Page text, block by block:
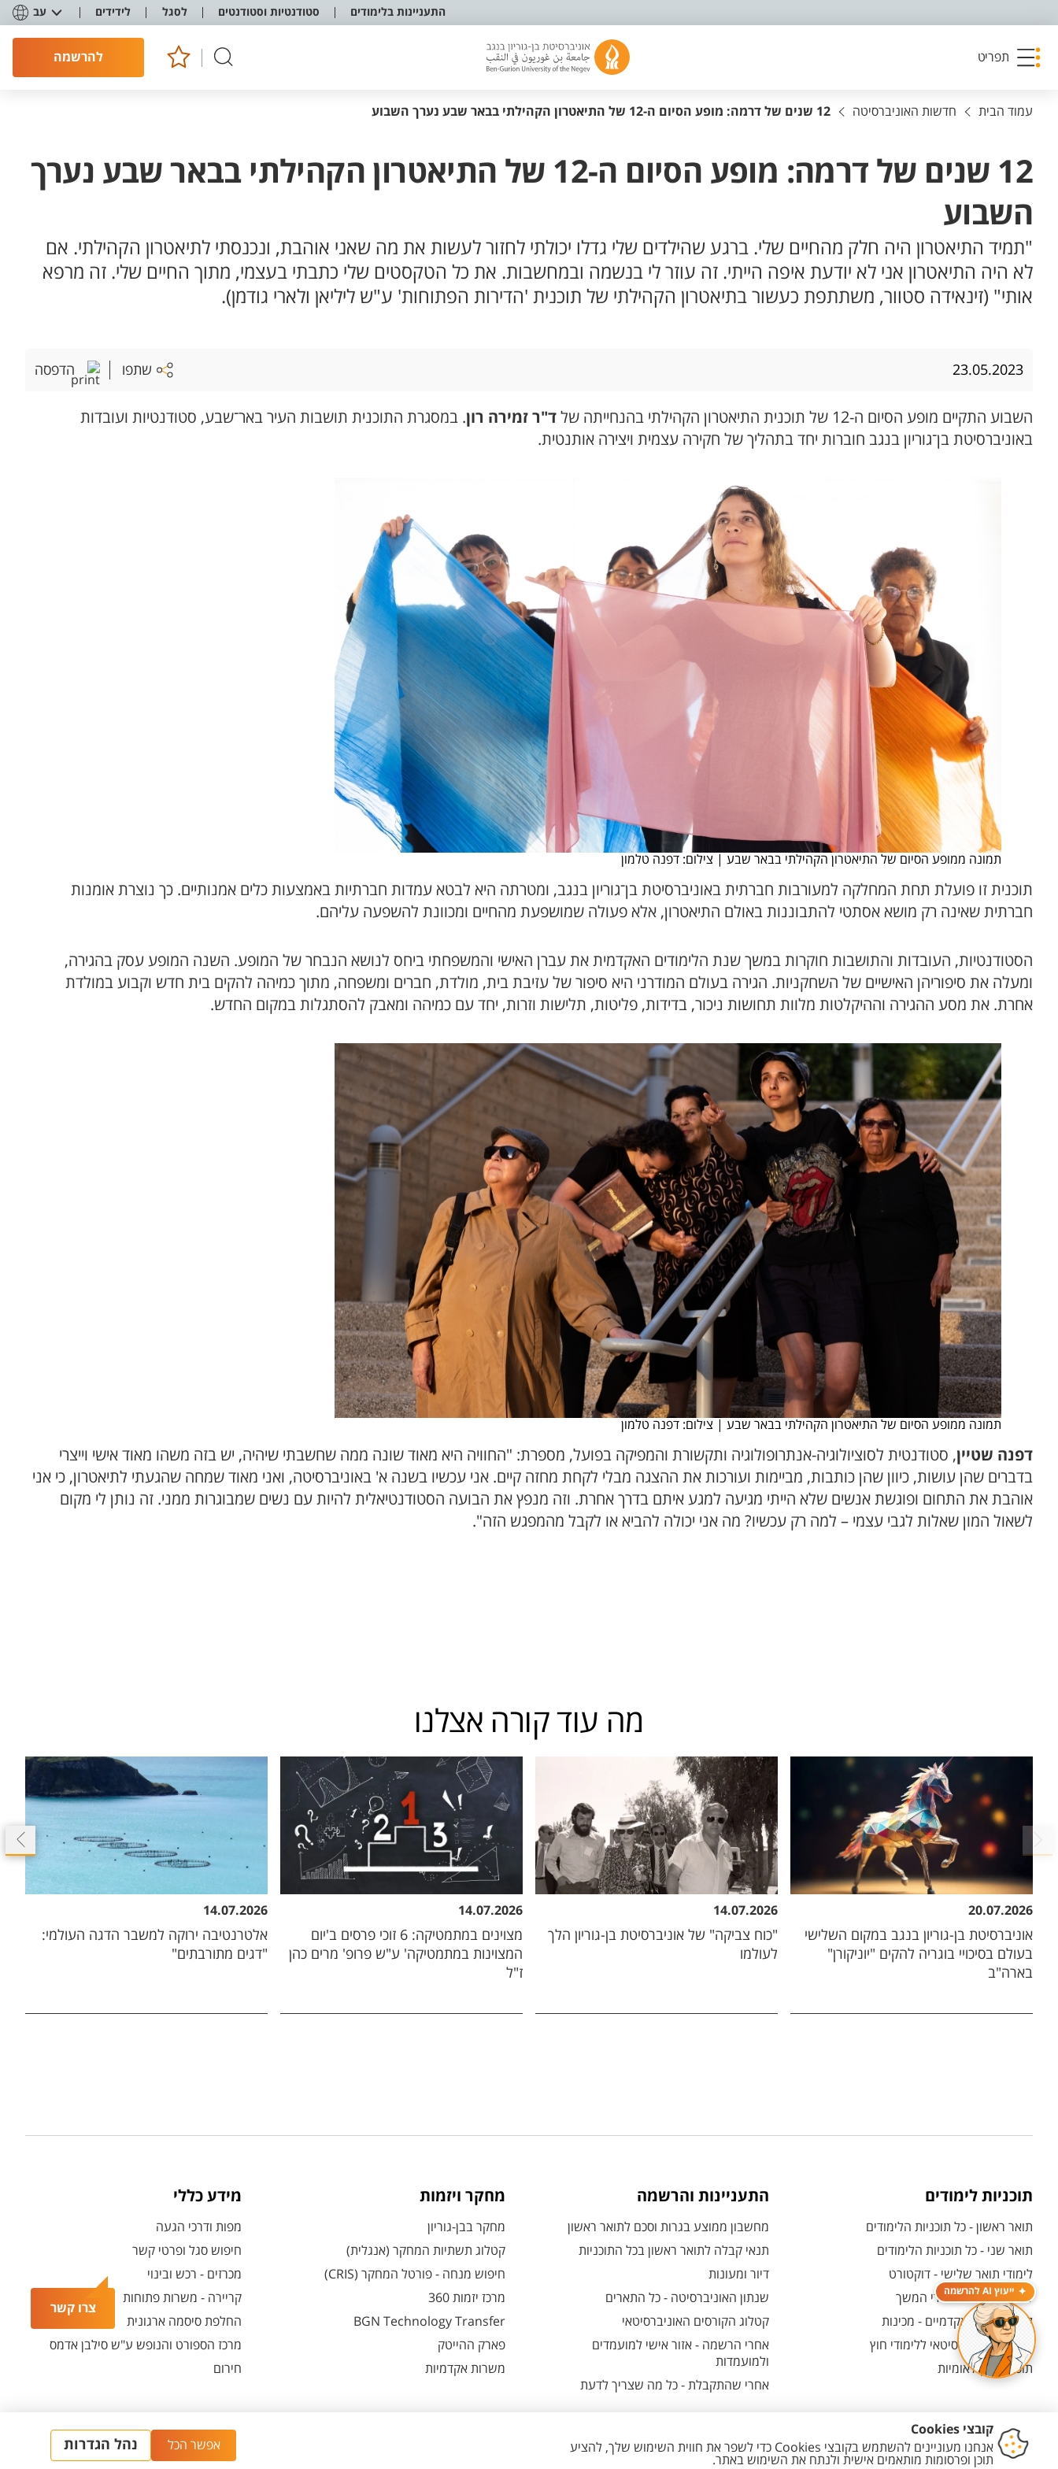
התעניינות בלימודים סטודנטיות וסטודנטים לסגל לידידים עב
תפריט להרשמה
צרו קשר
ייעוץ AI להרשמה
עמוד הבית חדשות האוניברסיטה 12 שנים של דרמה: מופע הסיום ה-12 של התיאטרון הקהילתי בבאר שבע נערך השבוע
12 שנים של דרמה: מופע הסיום ה-12 של התיאטרון הקהילתי בבאר שבע נערך
השבוע
"תמיד התיאטרון היה חלק מהחיים שלי. ברגע שהילדים שלי גדלו יכולתי לחזור לעשות את מה שאני אוהבת, ונכנסתי לתיאטרון הקהילתי. אם
לא היה התיאטרון אני לא יודעת איפה הייתי. זה עוזר לי בנשמה ובמחשבות. את כל הטקסטים שלי כתבתי בעצמי, מתוך החיים שלי. זה מרפא
אותי" (זינאידה סטוור, משתתפת כעשור בתיאטרון הקהילתי של תוכנית 'הדירות הפתוחות' ע"ש ליליאן ולארי גודמן).
23.05.2023 שתפו הדפסה
השבוע התקיים מופע הסיום ה-12 של תוכנית התיאטרון הקהילתי בהנחייתה של ד"ר זמירה רון. במסגרת התוכנית תושבות העיר באר־שבע, סטודנטיות ועובדות
באוניברסיטת בן־גוריון בנגב חוברות יחד בתהליך של חקירה עצמית ויצירה אותנטית.
תמונה ממופע הסיום של התיאטרון הקהילתי בבאר שבע | צילום: דפנה טלמון
תוכנית זו פועלת תחת המחלקה למעורבות חברתית באוניברסיטת בן־גוריון בנגב, ומטרתה היא לבטא עמדות חברתיות באמצעות כלים אמנותיים. כך נוצרת אומנות
חברתית שאינה רק מושא אסתטי להתבוננות באולם התיאטרון, אלא פעולה שמושפעת מהחיים ומכוונת להשפעה עליהם.
הסטודנטיות, העובדות והתושבות חוקרות במשך שנת הלימודים האקדמית את עברן האישי והמשפחתי ביחס לנושא הנבחר של המופע. השנה המופע עסק בהגירה,
ומעלה את סיפוריהן האישיים של השחקניות. הגירה בעולם המודרני היא סיפור של עזיבת בית, מולדת, חברים ומשפחה, מתוך כמיהה להקים בית חדש וקבוע במולדת
אחרת. את מסע ההגירה וההיקלטות מלוות תחושות ניכור, בדידות, פליטות, תלישות וזרות, יחד עם כמיהה ומאבק להסתגלות במקום החדש.
תמונה ממופע הסיום של התיאטרון הקהילתי בבאר שבע | צילום: דפנה טלמון
דפנה שטיין, סטודנטית לסוציולוגיה-אנתרופולוגיה ותקשורת והמפיקה בפועל, מספרת: "החוויה היא מאוד שונה ממה שחשבתי שיהיה, יש בזה משהו מאוד אישי וייצרי
בדברים שהן עושות, כיוון שהן כותבות, מביימות ועורכות את ההצגה מבלי לקחת מחזה קיים. אני עכשיו בשנה א' באוניברסיטה, ואני מאוד שמחה שהגעתי לתיאטרון, כי אני
אוהבת את התחום ופוגשת אנשים שלא הייתי מגיעה למגע איתם בדרך אחרת. וזה מנפץ את הבועה הסטודנטיאלית להיות עם נשים שמבוגרות ממני. זה נותן לי מקום
לשאול המון שאלות לגבי עצמי – למה רק עכשיו? מה אני יכולה להביא או לקבל מהמפגש הזה".
מה עוד קורה אצלנו
20.07.2026
אוניברסיטת בן-גוריון בנגב במקום השלישי
בעולם בסיכויי בוגריה להקים "יוניקורן"
בארה"ב
14.07.2026
"כוח צביקה" של אוניברסיטת בן-גוריון הלך
לעולמו
14.07.2026
מצוינים במתמטיקה: 6 זוכי פרסים ב'יום
המצוינות במתמטיקה' ע"ש פרופ' מרים כהן
ז"ל
14.07.2026
אלטרנטיבה ירוקה למשבר הדגה העולמי:
"דגים מתורבתים"
תוכניות לימודים
תואר ראשון - כל תוכניות הלימודים
תואר שני - כל תוכניות הלימודים
לימודי תואר שלישי - דוקטורט
לימודי תעודה ולימודי המשך
לימודים קדם אקדמיים - מכינות
המרכז האוניברסיטאי ללימודי חוץ
תוכניות בין-לאומיות
התעניינות והרשמה
מחשבון ממוצע בגרות וסכם לתואר ראשון
תנאי קבלה לתואר ראשון בכל התוכניות
דיור ומעונות
שנתון האוניברסיטה - כל התארים
קטלוג הקורסים האוניברסיטאי
אחרי הרשמה - אזור אישי למועמדים
ולמועמדות
אחרי שהתקבלת - כל מה שצריך לדעת
מחקר ויזמות
מחקר בבן-גוריון
קטלוג תשתיות המחקר (אנגלית)
חיפוש מנחה - פורטל המחקר (CRIS)
מרכז יזמות 360
BGN Technology Transfer
פארק ההייטק
משרות אקדמיות
מידע כללי
מפות ודרכי הגעה
חיפוש סגל ופרטי קשר
מכרזים - רכש ובינוי
קריירה - משרות פתוחות
החלפת סיסמה ארגונית
מרכז הספורט והנופש ע"ש סילבן אדמס
חירום